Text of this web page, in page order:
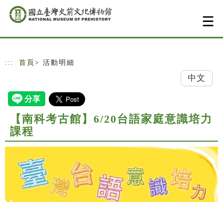
跳到主要內容
網站導覽
::: 首頁 > 活動明細
中文
【南科考古館】6/20台語家庭意識培力
課程